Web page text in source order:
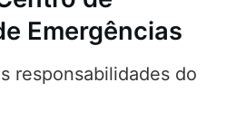
Emergências
responsabilidades do